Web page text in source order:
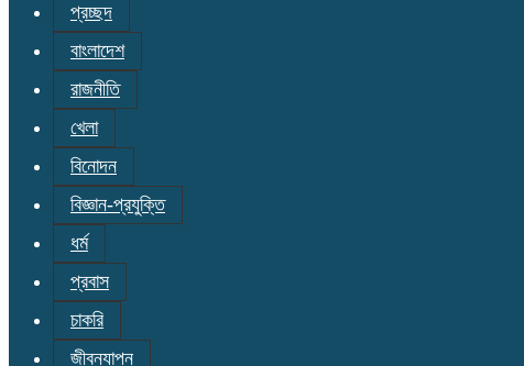
প্রচ্ছদ
বাংলাদেশ
রাজনীতি
খেলা
বিনোদন
বিজ্ঞান-প্রযুক্তি
ধর্ম
প্রবাস
চাকরি
জীবনযাপন